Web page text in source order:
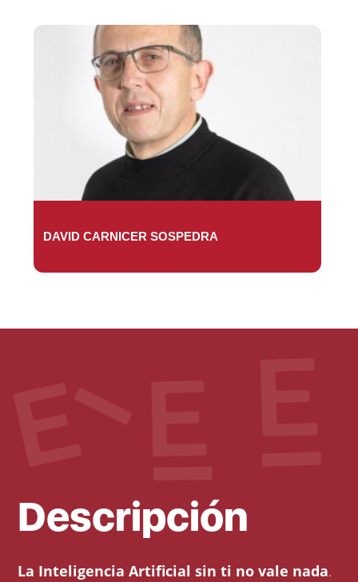
DAVID CARNICER SOSPEDRA
Descripción
La Inteligencia Artificial sin ti no vale nada.